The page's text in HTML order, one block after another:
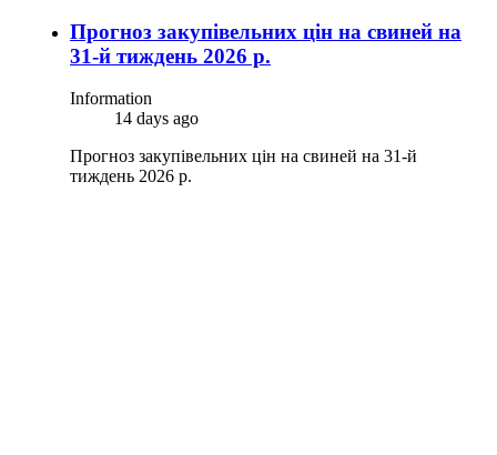
Прогноз закупівельних цін на свиней на
31-й тиждень 2026 р.
Information
14 days ago
Прогноз закупівельних цін на свиней на 31-й
тиждень 2026 р.